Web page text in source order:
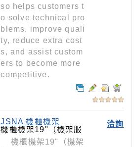
so helps customers t
o solve technical pro
blems, improve quali
ty, reduce extra cost
s, and assist custom
ers to become more
competitive.
洽詢
JSNA 機櫃機架
機櫃機架19"（機架服
務器）JSNA系列
機櫃機架19"（機架